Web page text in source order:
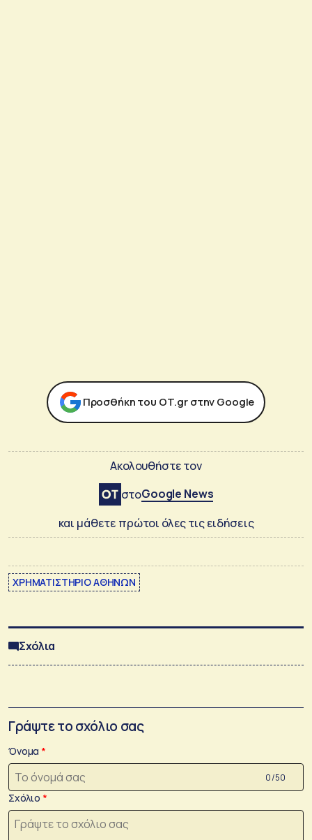
Προσθήκη του ΟΤ.gr στην Google
Ακολουθήστε τον
στοGoogle News
και μάθετε πρώτοι όλες τις ειδήσεις
ΧΡΗΜΑΤΙΣΤΗΡΙΟ ΑΘΗΝΩΝ
Σχόλια
Γράψτε το σχόλιο σας
Όνομα
0 /50
Σχόλιο